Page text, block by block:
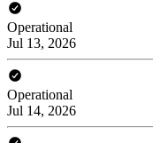
Operational
Jul 13, 2026
Operational
Jul 14, 2026